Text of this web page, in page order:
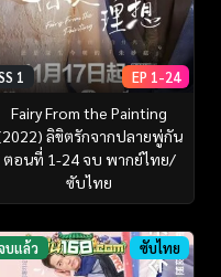
1 EP 1-24
Fairy From the Painting
ลิขิตรักจากปลายพู่กัน
ตอนที่ 1-24 จบ พากย์ไทย/
ซับไทย
บแล้ว ซับไทย